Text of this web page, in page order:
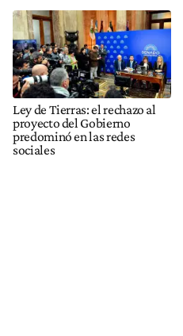
Ley de Tierras: el rechazo al
proyecto del Gobierno
predominó en las redes
sociales